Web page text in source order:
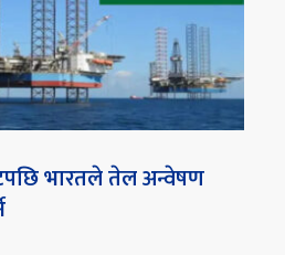
भारतले तेल अन्वेषण